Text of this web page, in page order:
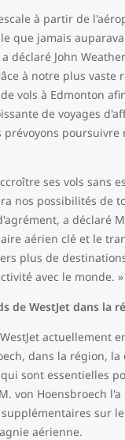
à partir de
que jamais
déclaré John
à notre plus vaste
vols à Edmonton
de voyages
poursuivre
ses vols sans
nos possibilités de
a déclaré
aérien clé et le
plus de
avec le monde. »
de WestJet dans la
actuellement
dans la région,
sont essentielles
von Hoensbroech
sur
aérienne.